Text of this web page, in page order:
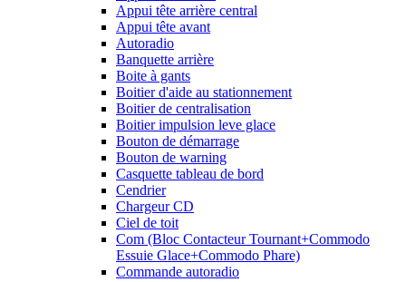
Appui tête arrière central
Appui tête avant
Autoradio
Banquette arrière
Boite à gants
Boitier d'aide au stationnement
Boitier de centralisation
Boitier impulsion leve glace
Bouton de démarrage
Bouton de warning
Casquette tableau de bord
Cendrier
Chargeur CD
Ciel de toit
Com (Bloc Contacteur Tournant+Commodo
Essuie Glace+Commodo Phare)
Commande autoradio